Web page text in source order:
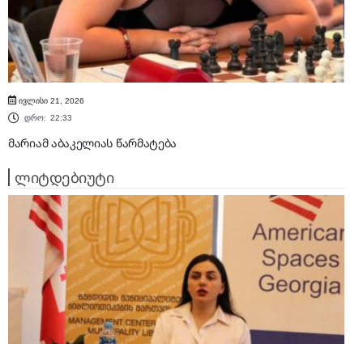
ივლისი 21, 2026
დრო: 22:33
მარიამ აბაკელიას წარმატება
ლიტდებიუტი